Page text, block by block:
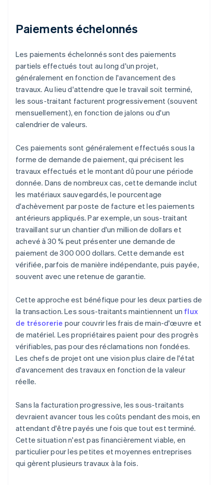
Paiements échelonnés
Les paiements échelonnés sont des paiements
partiels effectués tout au long d'un projet,
généralement en fonction de l'avancement des
travaux. Au lieu d'attendre que le travail soit terminé,
les sous-traitant facturent progressivement (souvent
mensuellement), en fonction de jalons ou d'un
calendrier de valeurs.
Ces paiements sont généralement effectués sous la
forme de demande de paiement, qui précisent les
travaux effectués et le montant dû pour une période
donnée. Dans de nombreux cas, cette demande inclut
les matériaux sauvegardés, le pourcentage
d'achèvement par poste de facture et les paiements
antérieurs appliqués. Par exemple, un sous-traitant
travaillant sur un chantier d'un million de dollars et
achevé à 30 % peut présenter une demande de
paiement de 300 000 dollars. Cette demande est
vérifiée, parfois de manière indépendante, puis payée,
souvent avec une retenue de garantie.
Cette approche est bénéfique pour les deux parties de
la transaction. Les sous-traitants maintiennent un flux
de trésorerie pour couvrir les frais de main-d'œuvre et
de matériel. Les propriétaires paient pour des progrès
vérifiables, pas pour des réclamations non fondées.
Les chefs de projet ont une vision plus claire de l'état
d'avancement des travaux en fonction de la valeur
réelle.
Sans la facturation progressive, les sous-traitants
devraient avancer tous les coûts pendant des mois, en
attendant d'être payés une fois que tout est terminé.
Cette situation n'est pas financièrement viable, en
particulier pour les petites et moyennes entreprises
qui gèrent plusieurs travaux à la fois.